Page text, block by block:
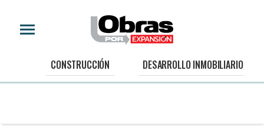
CONSTRUCCIÓN DESARROLLO INMOBILIARIO